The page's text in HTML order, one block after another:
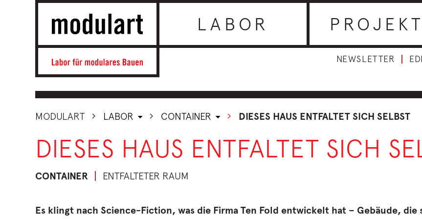
LABOR
NEWSLETTER
MODULART LABOR CONTAINER DIESES HAUS ENTFALTET SICH SELBST
DIESES HAUS ENTFALTET SICH
CONTAINER ENTFALTETER RAUM
Es klingt nach Science-Fiction, was die Firma Ten Fold entwickelt hat – Gebäude, die